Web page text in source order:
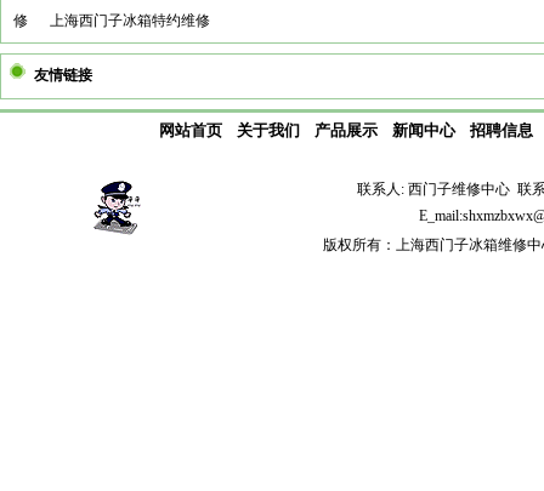
修
上海西门子冰箱特约维修
友情链接
网站首页 关于我们 产品展示 新闻中心 招聘信息
联系人: 西门子维修中心 联
版权所有：上海西门子冰箱维修